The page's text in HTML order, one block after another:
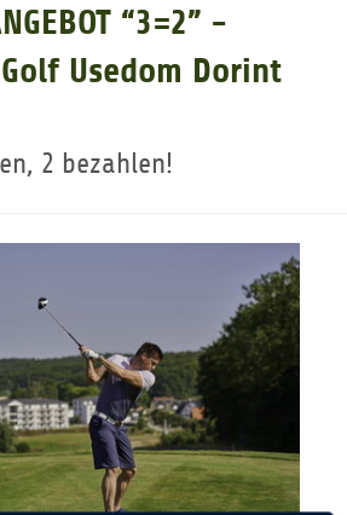
“3=2” -
Usedom Dorint
2 bezahlen!